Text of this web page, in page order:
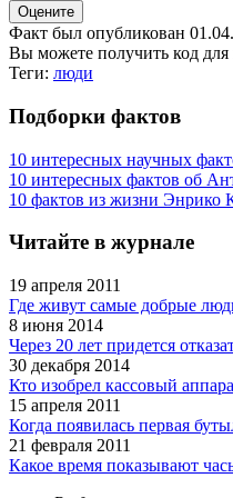
Факт был опубликован
Вы можете получить код для
Теги: люди
Подборки фактов
10 интересных научных
10 интересных фактов об
10 фактов из жизни Энрико
Читайте в журнале
19 апреля 2011
Где живут самые добрые
8 июня 2014
Через 20 лет придется
30 декабря 2014
Кто изобрел кассовый
15 апреля 2011
Когда появилась первая
21 февраля 2011
Какое время показывают